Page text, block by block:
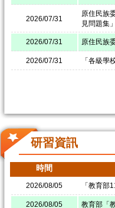
2026/07/31
原住民族
見問題集
2026/07/31 原住民族
2026/07/31 「各級
研習資訊
時間
2026/08/05 「教育部
2026/08/05 教育部「